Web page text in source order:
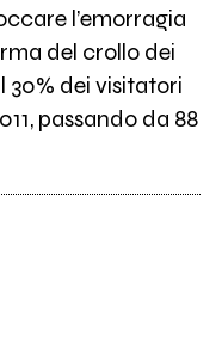
l’emorragia
del crollo dei
30% dei visitatori
passando da 88